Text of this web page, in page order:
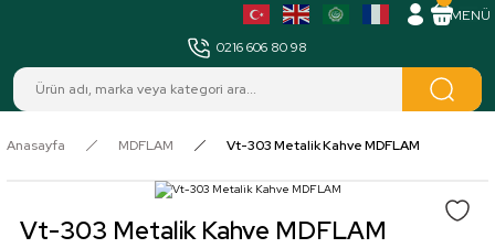
0216 606 80 98
Anasayfa MDFLAM Vt-303 Metalik Kahve MDFLAM
Vt-303 Metalik Kahve MDFLAM